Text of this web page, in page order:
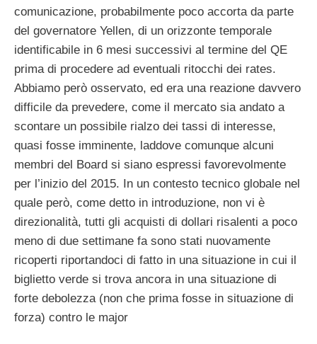
comunicazione, probabilmente poco accorta da parte
del governatore Yellen, di un orizzonte temporale
identificabile in 6 mesi successivi al termine del QE
prima di procedere ad eventuali ritocchi dei rates.
Abbiamo però osservato, ed era una reazione davvero
difficile da prevedere, come il mercato sia andato a
scontare un possibile rialzo dei tassi di interesse,
quasi fosse imminente, laddove comunque alcuni
membri del Board si siano espressi favorevolmente
per l’inizio del 2015. In un contesto tecnico globale nel
quale però, come detto in introduzione, non vi è
direzionalità, tutti gli acquisti di dollari risalenti a poco
meno di due settimane fa sono stati nuovamente
ricoperti riportandoci di fatto in una situazione in cui il
biglietto verde si trova ancora in una situazione di
forte debolezza (non che prima fosse in situazione di
forza) contro le major